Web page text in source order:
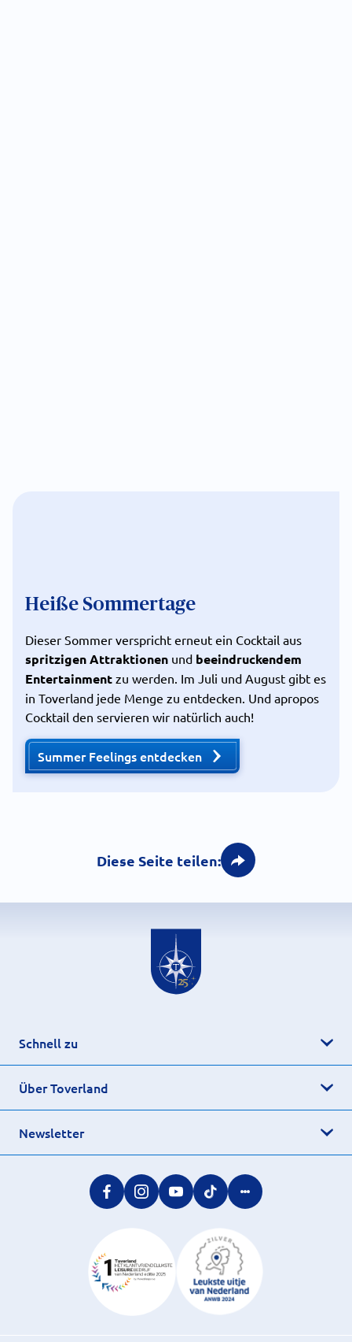
Heiße Sommertage
Dieser Sommer verspricht erneut ein Cocktail aus
spritzigen Attraktionen und beeindruckendem
Entertainment zu werden. Im Juli und August gibt es
in Toverland jede Menge zu entdecken. Und apropos
Cocktail den servieren wir natürlich auch!
Summer Feelings entdecken
Diese Seite teilen:
Schnell zu
Über Toverland
Newsletter